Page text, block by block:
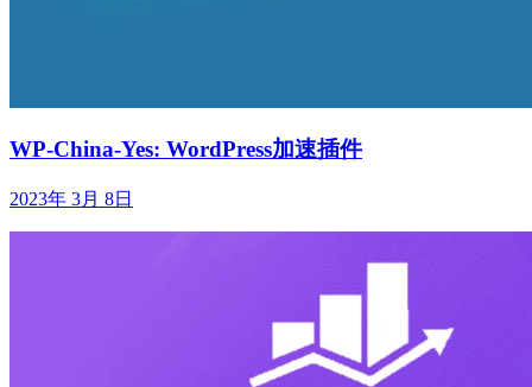
WP-China-Yes: WordPress加速插件
2023年 3月 8日